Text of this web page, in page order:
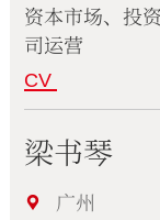
资本市场、投
司运营
CV
梁书琴
广州